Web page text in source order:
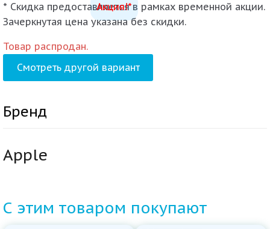
Акция!*
* Скидка предоставляется в рамках временной акции.
Зачеркнутая цена указана без скидки.
Товар распродан.
Смотреть другой вариант
Бренд
Apple
С этим товаром покупают